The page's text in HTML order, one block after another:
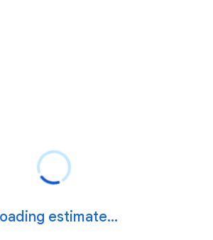
estimate...